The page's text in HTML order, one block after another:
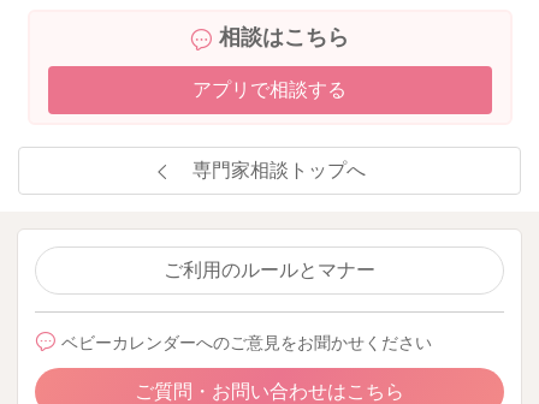
相談はこちら
アプリで相談する
専門家相談トップへ
ご利用のルールとマナー
ベビーカレンダーへのご意見をお聞かせください
ご質問・お問い合わせはこちら